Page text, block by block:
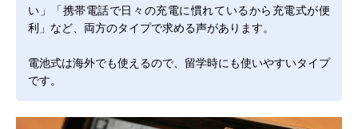
い」「携帯電話で日々の充電に慣れているから充電式が便
利」など、両方のタイプで求める声があります。
電池式は海外でも使えるので、留学時にも使いやすいタイプ
です。